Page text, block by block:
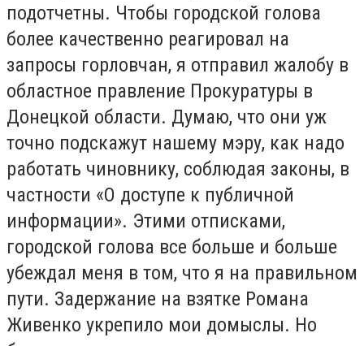
подотчетны. Чтобы городской голова
более качественно реагировал на
запросы горловчан, я отправил жалобу в
областное правление Прокуратуры в
Донецкой области. Думаю, что они уж
точно подскажут нашему мэру, как надо
работать чиновнику, соблюдая законы, в
частности «О доступе к публичной
информации». Этими отписками,
городской голова все больше и больше
убеждал меня в том, что я на правильном
пути. Задержание на взятке Романа
Живенко укрепило мои домыслы. Но